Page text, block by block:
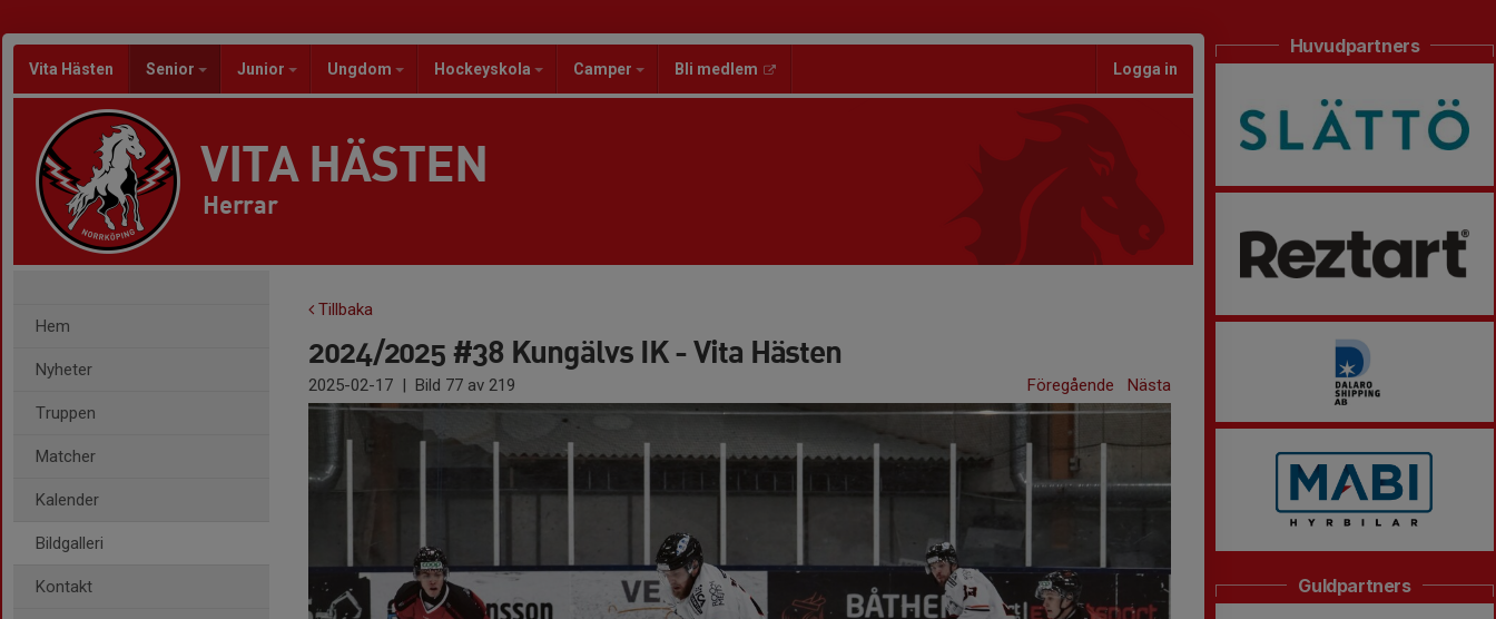
Vita Hästen Senior Junior Ungdom Hockeyskola Camper Bli medlem Logga in
VITA HÄSTEN
Herrar
Hem
Nyheter
Truppen
Matcher
Kalender
Bildgalleri
Kontakt
Tillbaka
2024/2025 #38 Kungälvs IK - Vita Hästen
2025-02-17 | Bild 77 av 219 Föregående Nästa
Huvudpartners
Guldpartners